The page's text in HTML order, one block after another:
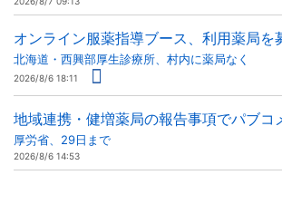
オンライン服薬指導ブース、利用薬局を
北海道・西興部厚生診療所、村内に薬局なく
2026/8/6 18:11
地域連携・健増薬局の報告事項でパブコ
厚労省、29日まで
2026/8/6 14:53